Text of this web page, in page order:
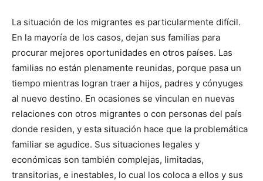
La situación de los migrantes es particularmente difícil.
En la mayoría de los casos, dejan sus familias para
procurar mejores oportunidades en otros países. Las
familias no están plenamente reunidas, porque pasa un
tiempo mientras logran traer a hijos, padres y cónyuges
al nuevo destino. En ocasiones se vinculan en nuevas
relaciones con otros migrantes o con personas del país
donde residen, y esta situación hace que la problemática
familiar se agudice. Sus situaciones legales y
económicas son también complejas, limitadas,
transitorias, e inestables, lo cual los coloca a ellos y sus